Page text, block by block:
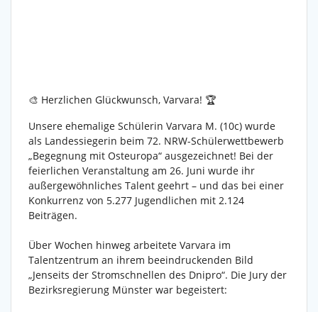
🎨 Herzlichen Glückwunsch, Varvara! 🏆
Unsere ehemalige Schülerin Varvara M. (10c) wurde
als Landessiegerin beim 72. NRW-Schülerwettbewerb
„Begegnung mit Osteuropa“ ausgezeichnet! Bei der
feierlichen Veranstaltung am 26. Juni wurde ihr
außergewöhnliches Talent geehrt – und das bei einer
Konkurrenz von 5.277 Jugendlichen mit 2.124
Beiträgen.
Über Wochen hinweg arbeitete Varvara im
Talentzentrum an ihrem beeindruckenden Bild
„Jenseits der Stromschnellen des Dnipro“. Die Jury der
Bezirksregierung Münster war begeistert: